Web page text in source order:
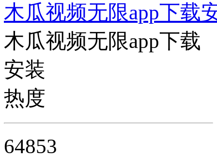
木瓜视频无限app下载
木瓜视频无限app下载
安装
热度
64853